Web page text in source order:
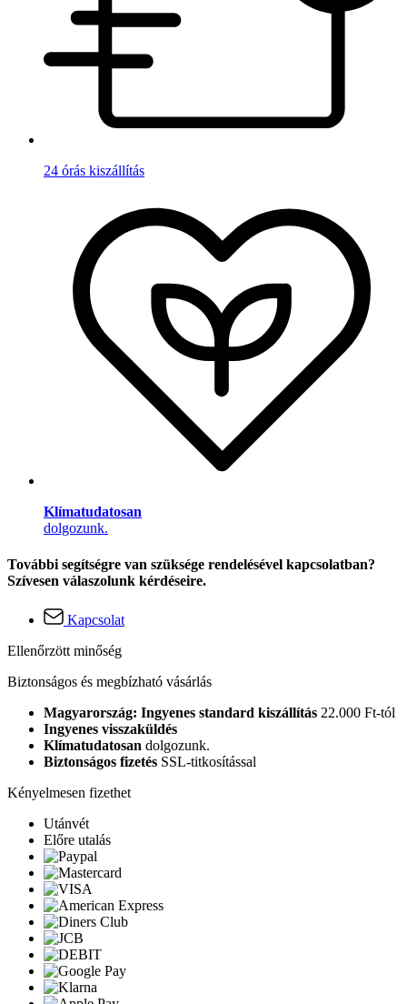
24 órás kiszállítás
Klímatudatosan
dolgozunk.
További segítségre van szüksége rendelésével kapcsolatban?
Szívesen válaszolunk kérdéseire.
Kapcsolat
Ellenőrzött minőség
Biztonságos és megbízható vásárlás
Magyarország: Ingyenes standard kiszállítás 22.000 Ft-tól
Ingyenes visszaküldés
Klímatudatosan dolgozunk.
Biztonságos fizetés SSL-titkosítással
Kényelmesen fizethet
Utánvét
Előre utalás